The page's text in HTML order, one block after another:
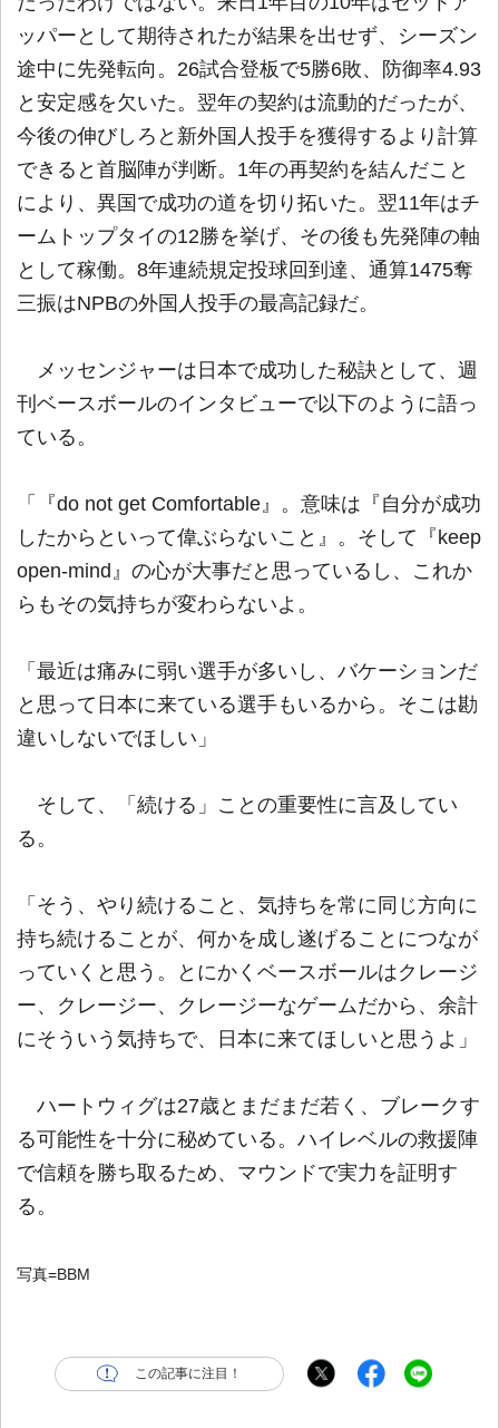
ッパーとして期待されたが結果を出せず、シーズン
途中に先発転向。26試合登板で5勝6敗、防御率4.93
と安定感を欠いた。翌年の契約は流動的だったが、
今後の伸びしろと新外国人投手を獲得するより計算
できると首脳陣が判断。1年の再契約を結んだこと
により、異国で成功の道を切り拓いた。翌11年はチ
ームトップタイの12勝を挙げ、その後も先発陣の軸
として稼働。8年連続規定投球回到達、通算1475奪
三振はNPBの外国人投手の最高記録だ。
メッセンジャーは日本で成功した秘訣として、週
刊ベースボールのインタビューで以下のように語っ
ている。
「『do not get Comfortable』。意味は『自分が成功
したからといって偉ぶらないこと』。そして『keep
open-mind』の心が大事だと思っているし、これか
らもその気持ちが変わらないよ。
「最近は痛みに弱い選手が多いし、バケーションだ
と思って日本に来ている選手もいるから。そこは勘
違いしないでほしい」
そして、「続ける」ことの重要性に言及してい
る。
「そう、やり続けること、気持ちを常に同じ方向に
持ち続けることが、何かを成し遂げることにつなが
っていくと思う。とにかくベースボールはクレージ
ー、クレージー、クレージーなゲームだから、余計
にそういう気持ちで、日本に来てほしいと思うよ」
ハートウィグは27歳とまだまだ若く、ブレークす
る可能性を十分に秘めている。ハイレベルの救援陣
で信頼を勝ち取るため、マウンドで実力を証明す
る。
写真=BBM
この記事に注目！